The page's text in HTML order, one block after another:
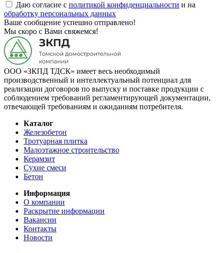
Даю согласие с политикой конфиденциальности и на
обработку персональных данных
Ваше сообщение успешно отправлено!
Мы скоро с Вами свяжемся!
ООО «ЗКПД ТДСК» имеет весь необходимый
производственный и интеллектуальный потенциал для
реализации договоров по выпуску и поставке продукции с
соблюдением требований регламентирующей документации,
отвечающей требованиям и ожиданиям потребителя.
Каталог
Железобетон
Тротуарная плитка
Малоэтажное строительство
Керамзит
Сухие смеси
Бетон
Информация
О компании
Раскрытие информации
Вакансии
Контакты
Новости